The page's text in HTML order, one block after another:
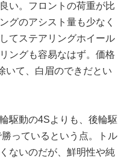
い。フロントの荷重が比
グのアシスト量も少なく
てステアリングホイール
ングも容易なはず。価格
いて、白眉のできだとい
駆動の4Sよりも、後輪駆
っているという点。トル
ないのだが、鮮明性や純